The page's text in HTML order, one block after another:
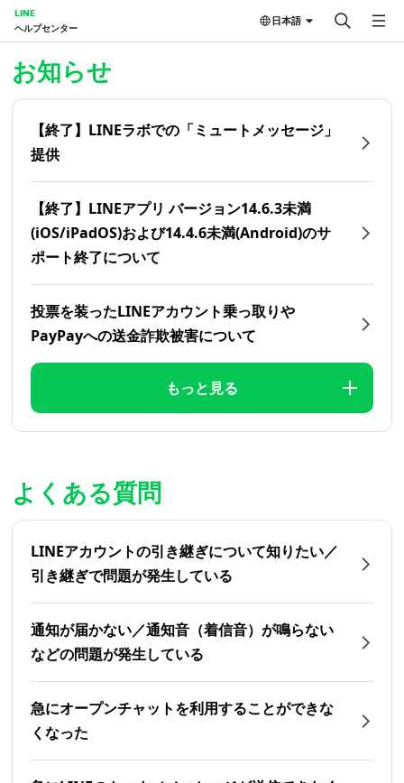
LINE
ヘルプセンター
日本語
お知らせ
【終了】LINEラボでの「ミュートメッセージ」
提供
【終了】LINEアプリ バージョン14.6.3未満
(iOS/iPadOS)および14.4.6未満(Android)のサ
ポート終了について
投票を装ったLINEアカウント乗っ取りや
PayPayへの送金詐欺被害について
もっと見る
よくある質問
LINEアカウントの引き継ぎについて知りたい／
引き継ぎで問題が発生している
通知が届かない／通知音（着信音）が鳴らない
などの問題が発生している
急にオープンチャットを利用することができな
くなった